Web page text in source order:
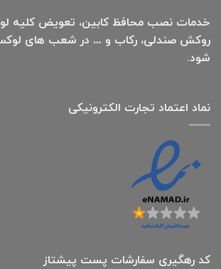
خدمات نصب محافظ کابین، تعویض کلیه
روکش صندلی، رکاب و … در شعب های
شود.
نماد اعتماد تجارت الكترونیكی
کد رهگیری سفارشات پست پیشتاز